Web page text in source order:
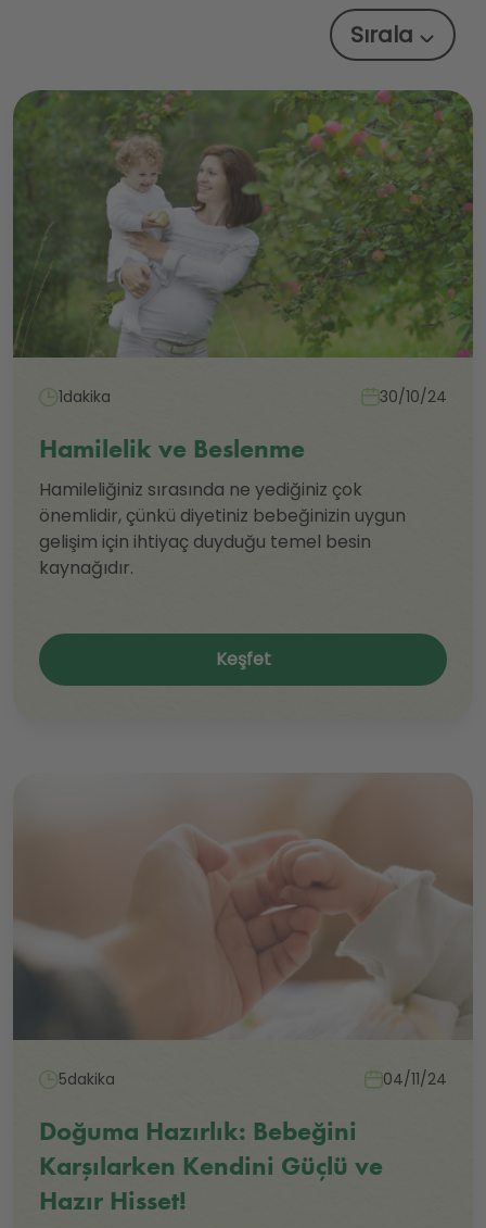
Sırala
1dakika 30/10/24
Hamilelik ve Beslenme
Hamileliğiniz sırasında ne yediğiniz çok
önemlidir, çünkü diyetiniz bebeğinizin uygun
gelişim için ihtiyaç duyduğu temel besin
kaynağıdır.
Keşfet
5dakika 04/11/24
Doğuma Hazırlık: Bebeğini
Karşılarken Kendini Güçlü ve
Hazır Hisset!